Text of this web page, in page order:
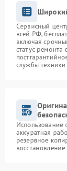
Сервисный
всей РФ,
включая
статус ремонта
службы техники
аккуратная
резервное